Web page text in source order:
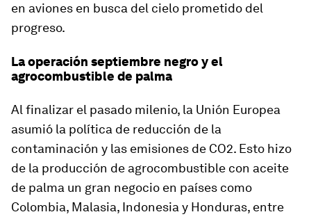
en aviones en busca del cielo prometido del
progreso.
La operación septiembre negro y el
agrocombustible de palma
Al finalizar el pasado milenio, la Unión Europea
asumió la política de reducción de la
contaminación y las emisiones de CO2. Esto hizo
de la producción de agrocombustible con aceite
de palma un gran negocio en países como
Colombia, Malasia, Indonesia y Honduras, entre